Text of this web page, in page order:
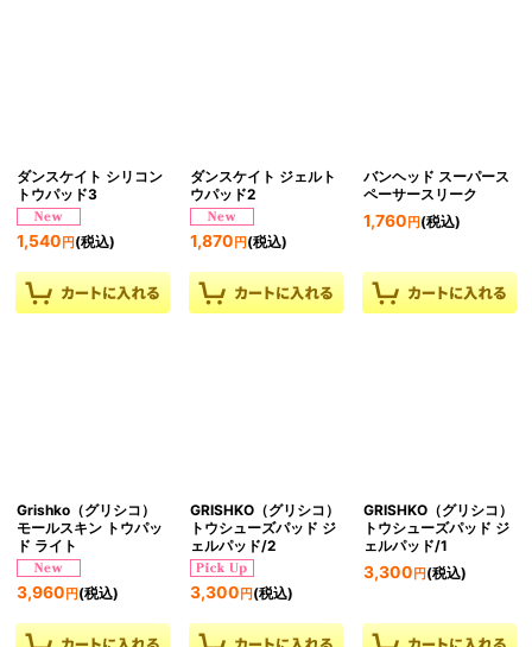
ダンスケイト シリコン
トウパッド3
1,540 円 (税込)
ダンスケイト ジェルト
ウパッド2
1,870 円(税込)
バンヘッド スーパース
ペーサースリーク
1,760 円(税込)
Grishko（グリシコ）
モールスキン トウパッ
ド ライト
3,960 円 (税込)
GRISHKO（グリシコ）
トウシューズパッド ジ
ェルパッド/2
3,300 円(税込)
GRISHKO（グリシコ）
トウシューズパッド ジ
ェルパッド/1
3,300 円(税込)